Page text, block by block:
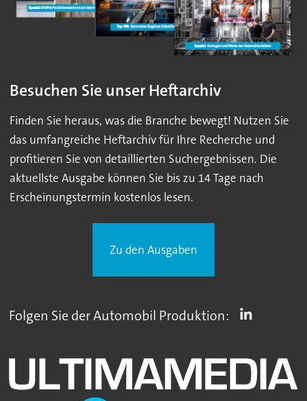
Besuchen Sie unser Heftarchiv
Finden Sie heraus, was die Branche bewegt! Nutzen Sie
das umfangreiche Heftarchiv für Ihre Recherche und
profitieren Sie von detaillierten Suchergebnissen. Die
aktuellste Ausgabe können Sie bis zu 14 Tage nach
Erscheinungstermin kostenlos lesen.
Zu den Ausgaben
Folgen Sie der Automobil Produktion: